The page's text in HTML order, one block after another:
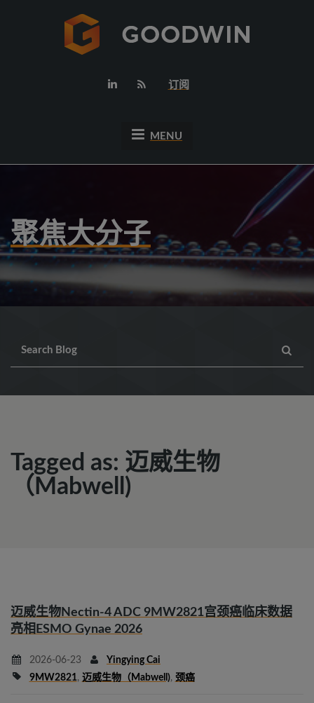
订阅
MENU
聚焦大分子
Tagged as: 迈威生物
（Mabwell)
迈威生物Nectin-4 ADC 9MW2821宫颈癌临床数据
亮相ESMO Gynae 2026
2026-06-23
Yingying Cai
9MW2821, 迈威生物（Mabwell), 颈癌